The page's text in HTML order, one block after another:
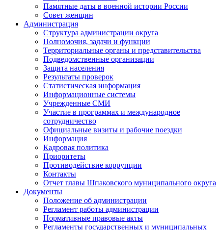
Памятные даты в военной истории России
Совет женщин
Администрация
Структура администрации округа
Полномочия, задачи и функции
Территориальные органы и представительства
Подведомственные организации
Защита населения
Результаты проверок
Статистическая информация
Информационные системы
Учрежденные СМИ
Участие в программах и международное
сотрудничество
Официальные визиты и рабочие поездки
Информация
Кадровая политика
Приоритеты
Противодействие коррупции
Контакты
Отчет главы Шпаковского муниципального округа
Документы
Положение об администрации
Регламент работы администрации
Нормативные правовые акты
Регламенты государственных и муниципальных